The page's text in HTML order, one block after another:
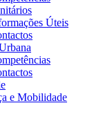
Úteis
e Mobilidade